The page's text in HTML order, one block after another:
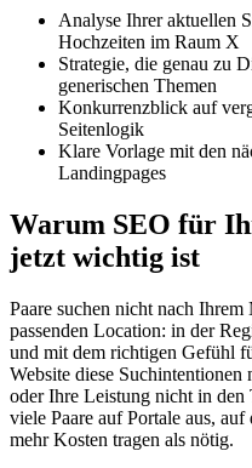
Analyse Ihrer aktuellen
Hochzeiten im Raum X
Strategie, die genau zu
generischen Themen
Konkurrenzblick auf
Seitenlogik
Klare Vorlage mit den
Landingpages
Warum SEO für
jetzt wichtig ist
Paare suchen nicht nach
passenden Location: in der
und mit dem richtigen Gefühl
Website diese
oder Ihre Leistung nicht in
viele Paare auf Portale aus,
mehr Kosten tragen als nötig.